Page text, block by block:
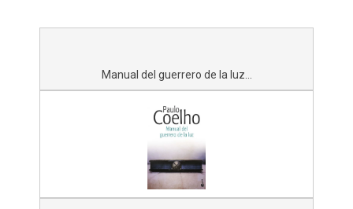
Manual del guerrero de la luz...